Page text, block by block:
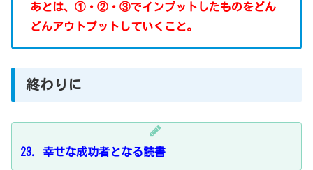
あとは、①・②・③でインプットしたものをどん
どんアウトプットしていくこと。
終わりに
23．幸せな成功者となる読書